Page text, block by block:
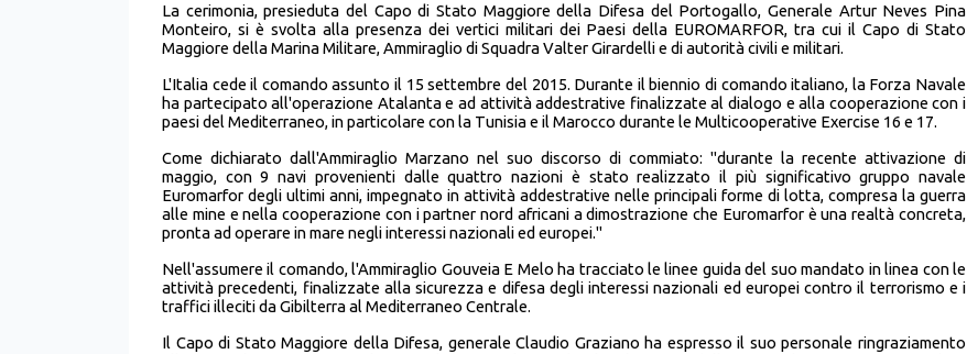
La cerimonia, presieduta del Capo di Stato Maggiore della Difesa del Portogallo, Generale Artur Neves Pina
Monteiro, si è svolta alla presenza dei vertici militari dei Paesi della EUROMARFOR, tra cui il Capo di Stato
Maggiore della Marina Militare, Ammiraglio di Squadra Valter Girardelli e di autorità civili e militari.
L'Italia cede il comando assunto il 15 settembre del 2015. Durante il biennio di comando italiano, la Forza Navale
ha partecipato all'operazione Atalanta e ad attività addestrative finalizzate al dialogo e alla cooperazione con i
paesi del Mediterraneo, in particolare con la Tunisia e il Marocco durante le Multicooperative Exercise 16 e 17.
Come dichiarato dall'Ammiraglio Marzano nel suo discorso di commiato: "durante la recente attivazione di
maggio, con 9 navi provenienti dalle quattro nazioni è stato realizzato il più significativo gruppo navale
Euromarfor degli ultimi anni, impegnato in attività addestrative nelle principali forme di lotta, compresa la guerra
alle mine e nella cooperazione con i partner nord africani a dimostrazione che Euromarfor è una realtà concreta,
pronta ad operare in mare negli interessi nazionali ed europei."
Nell'assumere il comando, l'Ammiraglio Gouveia E Melo ha tracciato le linee guida del suo mandato in linea con le
attività precedenti, finalizzate alla sicurezza e difesa degli interessi nazionali ed europei contro il terrorismo e i
traffici illeciti da Gibilterra al Mediterraneo Centrale.
Il Capo di Stato Maggiore della Difesa, generale Claudio Graziano ha espresso il suo personale ringraziamento